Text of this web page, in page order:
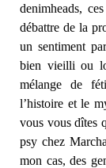
denimheads,
débattre de la
un sentiment
bien vieilli ou
mélange de
l’histoire et le
vous vous dîtes
psy chez
mon cas, des